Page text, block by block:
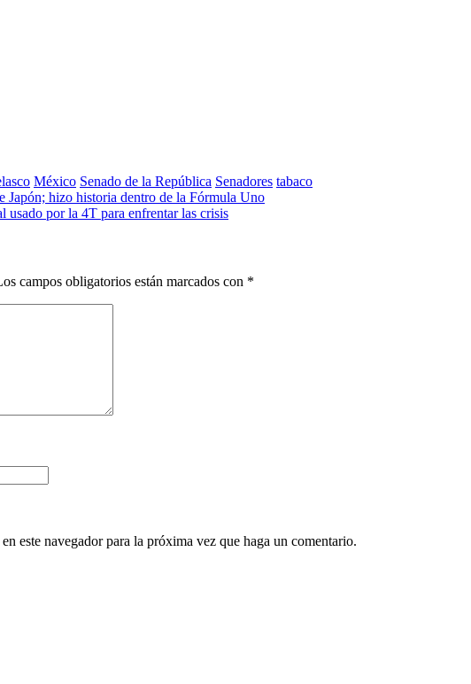
México Senado de la República Senadores tabaco
Japón; hizo historia dentro de la Fórmula Uno
usado por la 4T para enfrentar las crisis
campos obligatorios están marcados con *
este navegador para la próxima vez que haga un comentario.